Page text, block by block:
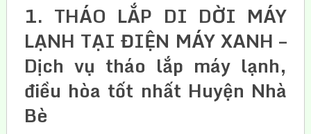
1. THÁO LẮP DI DỜI MÁY
LẠNH TẠI ĐIỆN MÁY XANH –
Dịch vụ tháo lắp máy lạnh,
điều hòa tốt nhất Huyện Nhà
Bè